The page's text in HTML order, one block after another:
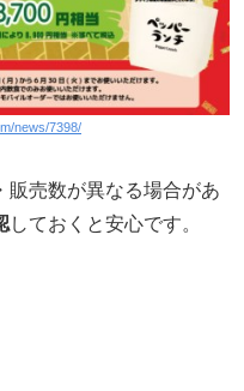
news/7398/
売数が異なる場合があ
しておくと安心です。